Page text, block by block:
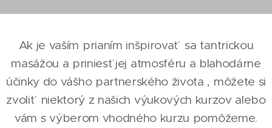
Ak je vaším prianím inšpirovať sa tantrickou
masážou a priniesť jej atmosféru a blahodárne
účinky do vášho partnerského života , môžete si
zvoliť niektorý z našich výukových kurzov alebo
vám s výberom vhodného kurzu pomôžeme.